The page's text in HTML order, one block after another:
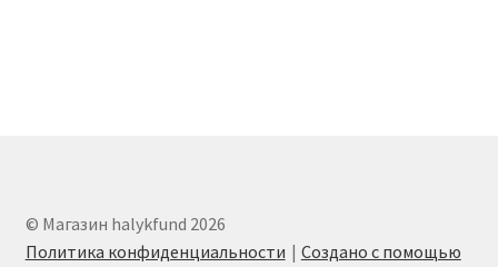
© Магазин halykfund 2026
Политика конфиденциальности
Создано с помощью